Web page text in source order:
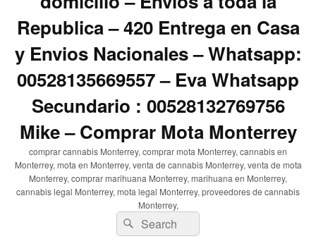
Republica – 420 Entrega en Casa
y Envios Nacionales – Whatsapp:
00528135669557 – Eva Whatsapp
Secundario : 00528132769756
Mike – Comprar Mota Monterrey
comprar cannabis Monterrey, comprar mota Monterrey, cannabis en
Monterrey, mota en Monterrey, venta de cannabis Monterrey, venta de mota
Monterrey, comprar marihuana Monterrey, marihuana en Monterrey,
cannabis legal Monterrey, mota legal Monterrey, proveedores de cannabis
Monterrey,
Search
for:
Search